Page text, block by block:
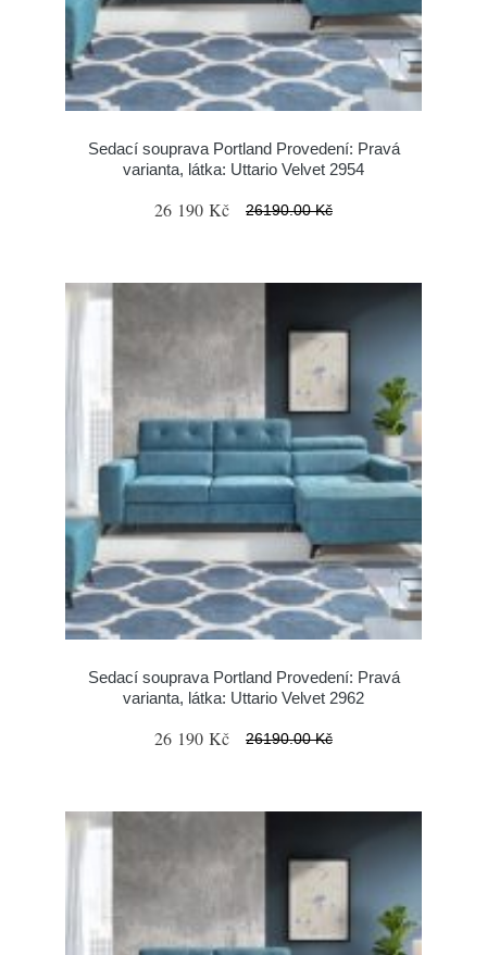
Sedací souprava Portland Provedení: Pravá
varianta, látka: Uttario Velvet 2954
26 190 Kč 26190.00 Kč
Sedací souprava Portland Provedení: Pravá
varianta, látka: Uttario Velvet 2962
26 190 Kč 26190.00 Kč